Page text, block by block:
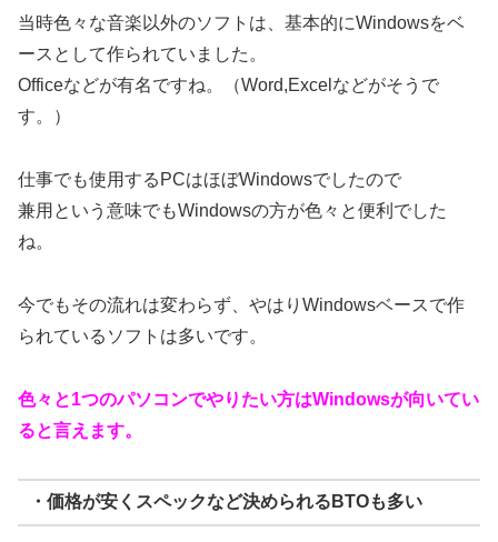
当時色々な音楽以外のソフトは、基本的にWindowsをベ
ースとして作られていました。
Officeなどが有名ですね。（Word,Excelなどがそうで
す。）
仕事でも使用するPCはほぼWindowsでしたので
兼用という意味でもWindowsの方が色々と便利でした
ね。
今でもその流れは変わらず、やはりWindowsベースで作
られているソフトは多いです。
色々と1つのパソコンでやりたい方はWindowsが向いてい
ると言えます。
・価格が安くスペックなど決められるBTOも多い